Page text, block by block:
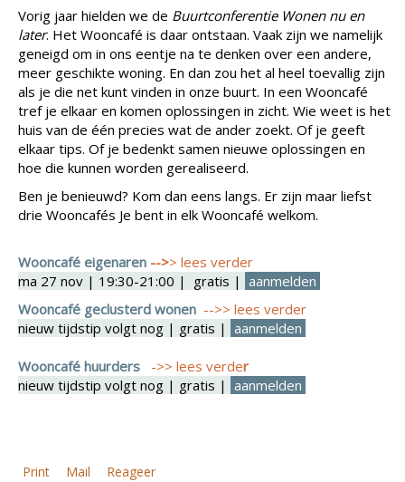
Vorig jaar hielden we de Buurtconferentie Wonen nu en
later. Het Wooncafé is daar ontstaan. Vaak zijn we namelijk
geneigd om in ons eentje na te denken over een andere,
meer geschikte woning. En dan zou het al heel toevallig zijn
als je die net kunt vinden in onze buurt. In een Wooncafé
tref je elkaar en komen oplossingen in zicht. Wie weet is het
huis van de één precies wat de ander zoekt. Of je geeft
elkaar tips. Of je bedenkt samen nieuwe oplossingen en
hoe die kunnen worden gerealiseerd.
Ben je benieuwd? Kom dan eens langs. Er zijn maar liefst
drie Wooncafés Je bent in elk Wooncafé welkom.
Wooncafé eigenaren -->> lees verder
ma 27 nov | 19:30-21:00 | gratis | aanmelden
Wooncafé geclusterd wonen -->> lees verder
nieuw tijdstip volgt nog | gratis | aanmelden
Wooncafé huurders ->> lees verder
nieuw tijdstip volgt nog | gratis | aanmelden
Print Mail Reageer